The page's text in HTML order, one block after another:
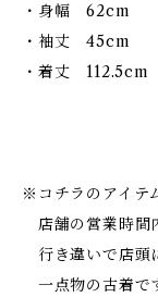
・身幅 62cm
・袖丈 45cm
・着丈 112.5cm
※コチラのアイテ
店舗の営業時間
行き違いで店頭
一点物の古着で